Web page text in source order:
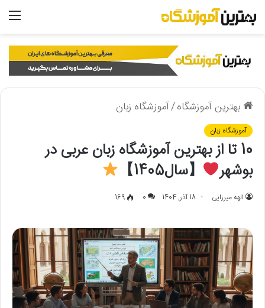
بهترین آموزشگاه/آموزشگاه زبان
آموزشگاه زبان
10 تا از بهترین آموزشگاه زبان عربی در
بوشهر
【سال1405】
الهه میرزایی 18 آذر, 1404 0
169